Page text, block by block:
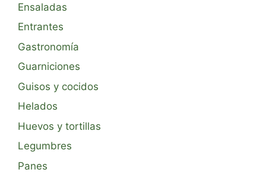
Ensaladas
Entrantes
Gastronomía
Guarniciones
Guisos y cocidos
Helados
Huevos y tortillas
Legumbres
Panes